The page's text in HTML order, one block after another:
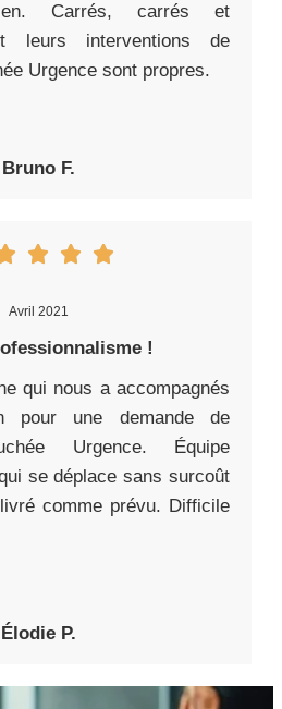
Carrés, carrés et
leurs interventions de
Urgence sont propres.
Bruno F.
Avril 2021
!
qui nous a accompagnés
pour une demande de
Urgence. Équipe
se déplace sans surcoût
comme prévu. Difficile
Élodie P.